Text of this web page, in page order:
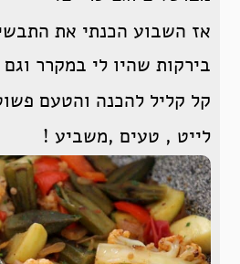
אז השבוע הכנתי את
בירקות שהיו לי במקרר
קל קליל להכנה והטעם
לייט , טעים ,משביע !